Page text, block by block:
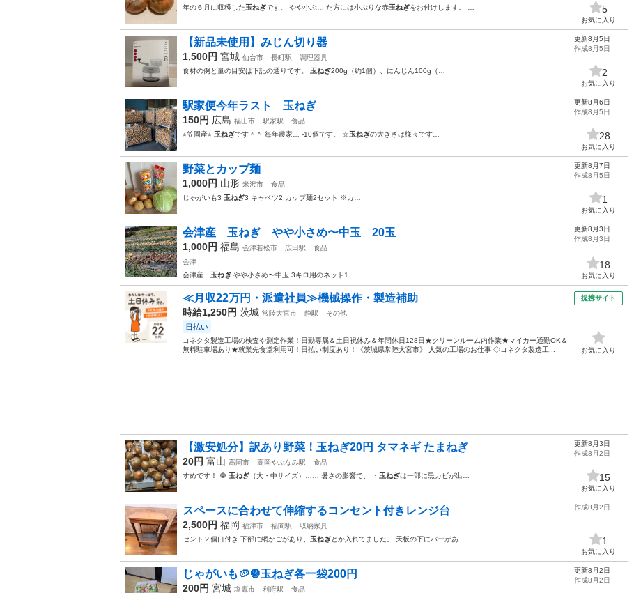
年の６月に収穫した玉ねぎです。 やや小ぶ… た方には小ぶりな赤玉ねぎをお付けします。 … 5
お気に入り
【新品未使用】みじん切り器
1,500円 宮城 仙台市 長町駅
調理器具
食材の例と量の目安は下記の通りです。 玉ねぎ200g（約1個）、にんじん100g（…
更新8月5日
作成8月5日
2
お気に入り
駅家便今年ラスト 玉ねぎ
150円 広島 福山市 駅家駅
食品
⭐︎笠岡産⭐︎ 玉ねぎです＾＾ 毎年農家… -10個です。 ☆玉ねぎの大きさは様々です…
更新8月6日
作成8月5日
28
お気に入り
野菜とカップ麺
1,000円 山形 米沢市
食品
じゃがいも3 玉ねぎ3 キャベツ2 カップ麺2セット ※カ…
更新8月7日
作成8月5日
1
お気に入り
会津産 玉ねぎ やや小さめ〜中玉 20玉
1,000円 福島 会津若松市 広田駅
食品
会津
会津産 玉ねぎ やや小さめ〜中玉 3キロ用のネット1…
更新8月3日
作成8月3日
18
お気に入り
≪月収22万円・派遣社員≫機械操作・製造補助
時給1,250円 茨城 常陸大宮市 静駅 その他
日払い
コネクタ製造工場の検査や測定作業！日勤専属＆土日祝休み＆年間休日128日★クリーンルーム内作業★マイカー通勤OK＆
無料駐車場あり★就業先食堂利用可！日払い制度あり！《茨城県常陸大宮市》 人気の工場のお仕事 ◇コネクタ製造工...
提携サイト
お気に入り
【激安処分】訳あり野菜！玉ねぎ20円 タマネギ たまねぎ
20円 富山 高岡市 高岡やぶなみ駅
食品
すめです！ 🧅 玉ねぎ （大・中サイズ）…… 暑さの影響で、 ・ 玉ねぎは一部に黒カビが出…
更新8月3日
作成8月2日
15
お気に入り
スペースに合わせて伸縮するコンセント付きレンジ台
2,500円 福岡 福津市 福間駅
収納家具
セント２個口付き 下部に網かごがあり、 玉ねぎとか入れてました。 天板の下にバーがあ…
作成8月2日
1
お気に入り
じゃがいも🥔🧅玉ねぎ各一袋200円
200円 宮城 塩竈市 利府駅 食品
更新8月2日
作成8月2日